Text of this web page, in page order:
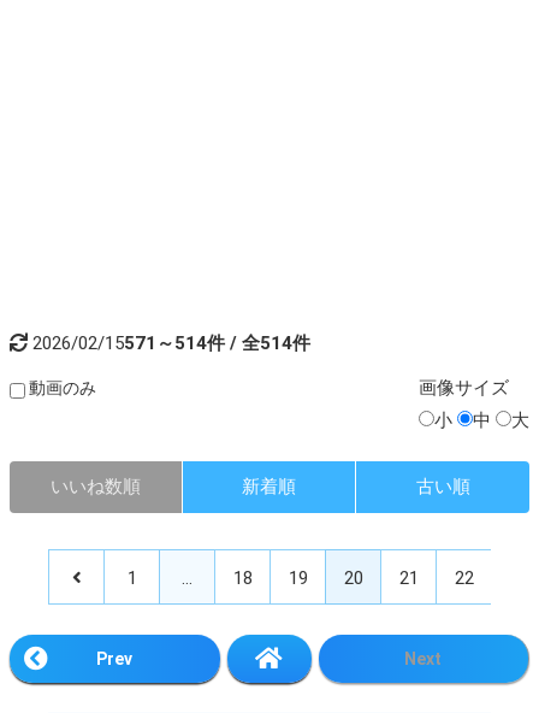
2026/02/15571～514件 / 全514件
動画のみ 画像サイズ
小
中 大
いいね数順 新着順 古い順
1 … 18 19 20 21 22
Prev Next